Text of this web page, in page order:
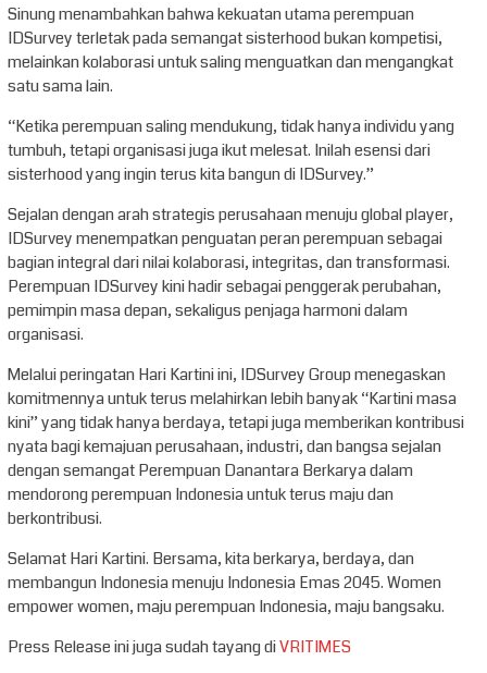
Sinung menambahkan bahwa kekuatan utama perempuan
IDSurvey terletak pada semangat sisterhood bukan kompetisi,
melainkan kolaborasi untuk saling menguatkan dan mengangkat
satu sama lain.
“Ketika perempuan saling mendukung, tidak hanya individu yang
tumbuh, tetapi organisasi juga ikut melesat. Inilah esensi dari
sisterhood yang ingin terus kita bangun di IDSurvey.”
Sejalan dengan arah strategis perusahaan menuju global player,
IDSurvey menempatkan penguatan peran perempuan sebagai
bagian integral dari nilai kolaborasi, integritas, dan transformasi.
Perempuan IDSurvey kini hadir sebagai penggerak perubahan,
pemimpin masa depan, sekaligus penjaga harmoni dalam
organisasi.
Melalui peringatan Hari Kartini ini, IDSurvey Group menegaskan
komitmennya untuk terus melahirkan lebih banyak “Kartini masa
kini” yang tidak hanya berdaya, tetapi juga memberikan kontribusi
nyata bagi kemajuan perusahaan, industri, dan bangsa sejalan
dengan semangat Perempuan Danantara Berkarya dalam
mendorong perempuan Indonesia untuk terus maju dan
berkontribusi.
Selamat Hari Kartini. Bersama, kita berkarya, berdaya, dan
membangun Indonesia menuju Indonesia Emas 2045. Women
empower women, maju perempuan Indonesia, maju bangsaku.
Press Release ini juga sudah tayang diVRITIMES